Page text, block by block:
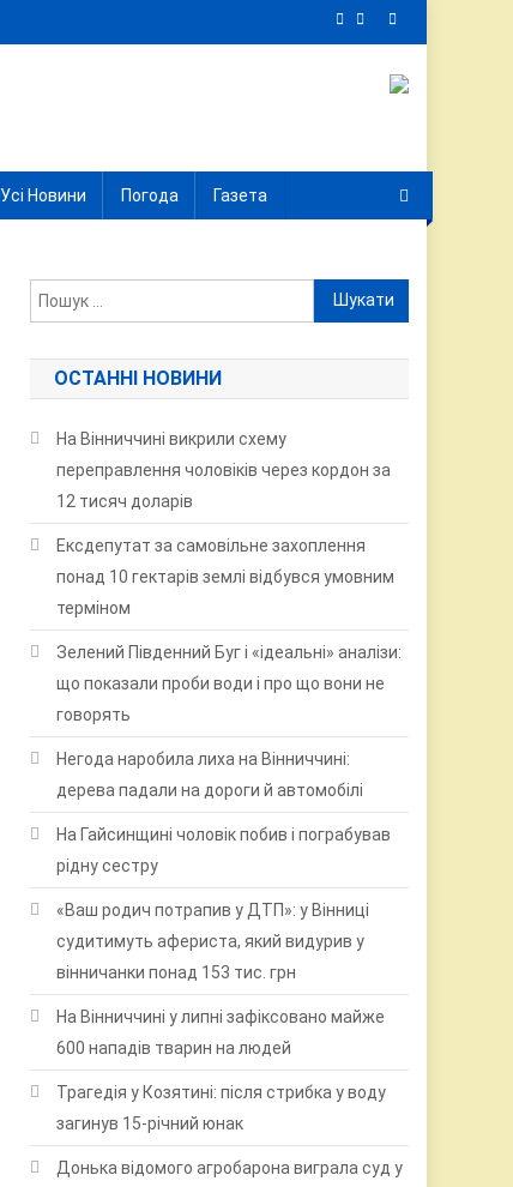
Усі Новини Погода Газета
Пошук:
ОСТАННІ НОВИНИ
На Вінниччині викрили схему
переправлення чоловіків через кордон за
12 тисяч доларів
Ексдепутат за самовільне захоплення
понад 10 гектарів землі відбувся умовним
терміном
Зелений Південний Буг і «ідеальні» аналізи:
що показали проби води і про що вони не
говорять
Негода наробила лиха на Вінниччині:
дерева падали на дороги й автомобілі
На Гайсинщині чоловік побив і пограбував
рідну сестру
«Ваш родич потрапив у ДТП»: у Вінниці
судитимуть афериста, який видурив у
вінничанки понад 153 тис. грн
На Вінниччині у липні зафіксовано майже
600 нападів тварин на людей
Трагедія у Козятині: після стрибка у воду
загинув 15-річний юнак
Донька відомого агробарона виграла суд у